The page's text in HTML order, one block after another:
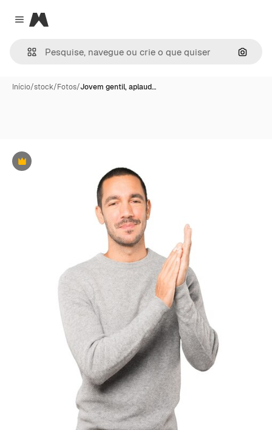
Close menu
Magnific
Início/stock/Fotos/Jovem gentil, aplaud…
Premium